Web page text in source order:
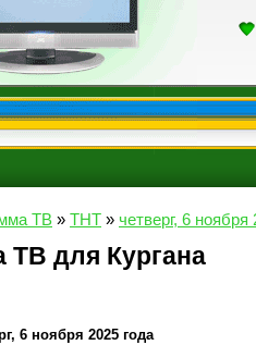
ТВ » ТНТ » четверг, 6 ноября
ТВ для Кургана
6 ноября 2025 года